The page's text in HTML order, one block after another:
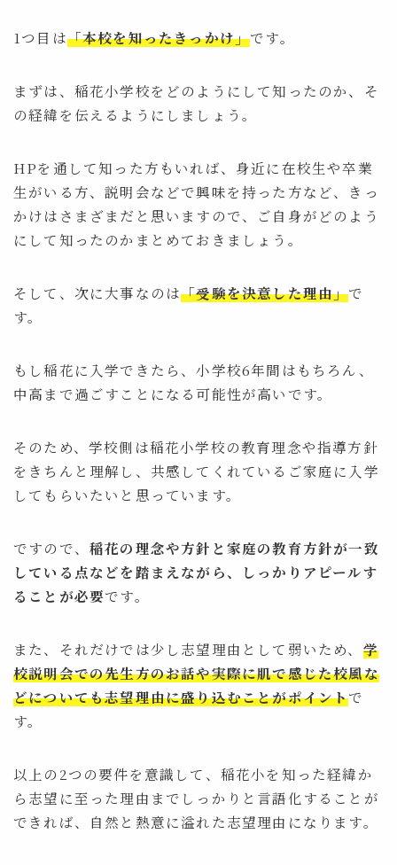
1つ目は「本校を知ったきっかけ」です。
まずは、稲花小学校をどのようにして知ったのか、そ
の経緯を伝えるようにしましょう。
HPを通して知った方もいれば、身近に在校生や卒業
生がいる方、説明会などで興味を持った方など、きっ
かけはさまざまだと思いますので、ご自身がどのよう
にして知ったのかまとめておきましょう。
そして、次に大事なのは「受験を決意した理由」で
す。
もし稲花に入学できたら、小学校6年間はもちろん、
中高まで過ごすことになる可能性が高いです。
そのため、学校側は稲花小学校の教育理念や指導方針
をきちんと理解し、共感してくれているご家庭に入学
してもらいたいと思っています。
ですので、 稲花の理念や方針と家庭の教育方針が一致
している点などを踏まえながら、しっかりアピールす
ることが必要です。
また、それだけでは少し志望理由として弱いため、 学
校説明会での先生方のお話や実際に肌で感じた校風な
どについても志望理由に盛り込むことがポイントで
す。
以上の2つの要件を意識して、稲花小を知った経緯か
ら志望に至った理由までしっかりと言語化することが
できれば、自然と熱意に溢れた志望理由になります。